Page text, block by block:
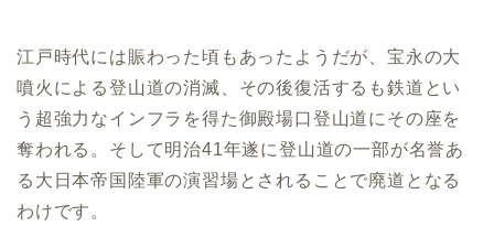
江戸時代には賑わった頃もあったようだが、宝永の大
噴火による登山道の消滅、その後復活するも鉄道とい
う超強力なインフラを得た御殿場口登山道にその座を
奪われる。そして明治41年遂に登山道の一部が名誉あ
る大日本帝国陸軍の演習場とされることで廃道となる
わけです。